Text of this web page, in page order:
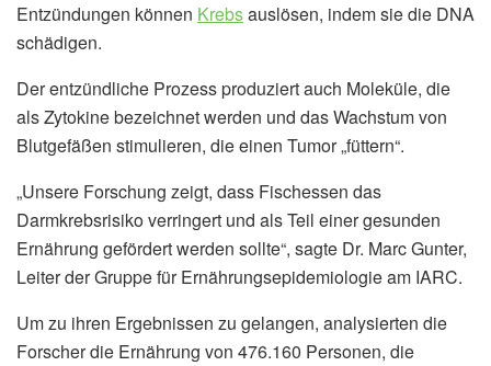
Entzündungen können Krebsauslösen, indem sie die DNA
schädigen.
Der entzündliche Prozess produziert auch Moleküle, die
als Zytokine bezeichnet werden und das Wachstum von
Blutgefäßen stimulieren, die einen Tumor „füttern“.
„Unsere Forschung zeigt, dass Fischessen das
Darmkrebsrisiko verringert und als Teil einer gesunden
Ernährung gefördert werden sollte“, sagte Dr. Marc Gunter,
Leiter der Gruppe für Ernährungsepidemiologie am IARC.
Um zu ihren Ergebnissen zu gelangen, analysierten die
Forscher die Ernährung von 476.160 Personen, die